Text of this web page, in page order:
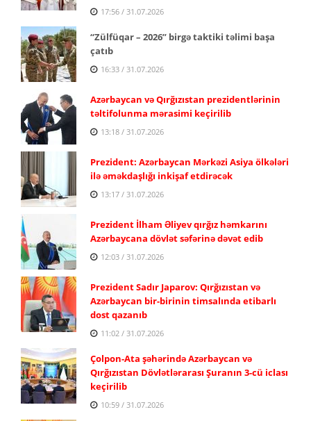
17:56 / 31.07.2026
“Zülfüqar – 2026” birgə taktiki təlimi başa
çatıb
16:33 / 31.07.2026
Azərbaycan və Qırğızıstan prezidentlərinin
təltifolunma mərasimi keçirilib
13:18 / 31.07.2026
Prezident: Azərbaycan Mərkəzi Asiya ölkələri
ilə əməkdaşlığı inkişaf etdirəcək
13:17 / 31.07.2026
Prezident İlham Əliyev qırğız həmkarını
Azərbaycana dövlət səfərinə dəvət edib
12:03 / 31.07.2026
Prezident Sadır Japarov: Qırğızıstan və
Azərbaycan bir-birinin timsalında etibarlı
dost qazanıb
11:02 / 31.07.2026
Çolpon-Ata şəhərində Azərbaycan və
Qırğızıstan Dövlətlərarası Şuranın 3-cü iclası
keçirilib
10:59 / 31.07.2026